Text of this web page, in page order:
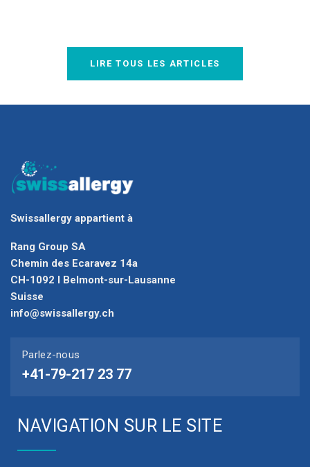
LIRE TOUS LES ARTICLES
Swissallergy appartient à
Rang Group SA
Chemin des Ecaravez 14a
CH-1092 I Belmont-sur-Lausanne
Suisse
info@swissallergy.ch
Parlez-nous
+41-79-217 23 77
NAVIGATION SUR LE SITE